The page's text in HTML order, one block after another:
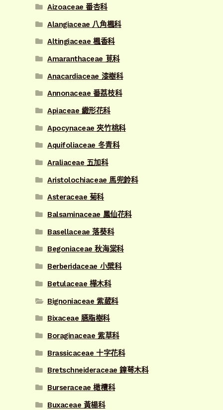
Aizoaceae 番杏科
Alangiaceae 八角楓科
Altingiaceae 楓香科
Amaranthaceae 莧科
Anacardiaceae 漆樹科
Annonaceae 番荔枝科
Apiaceae 繖形花科
Apocynaceae 夾竹桃科
Aquifoliaceae 冬青科
Araliaceae 五加科
Aristolochiaceae 馬兜鈴科
Asteraceae 菊科
Balsaminaceae 鳳仙花科
Basellaceae 落葵科
Begoniaceae 秋海棠科
Berberidaceae 小檗科
Betulaceae 樺木科
Bignoniaceae 紫葳科
Bixaceae 臙脂樹科
Boraginaceae 紫草科
Brassicaceae 十字花科
Bretschneideraceae 鐘萼木科
Burseraceae 橄欖科
Buxaceae 黃楊科